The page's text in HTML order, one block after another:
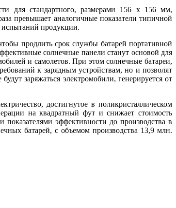
для стандартного, размерами 156 х 156 мм,
превышает аналогичные показатели типичной
испытаний продукции.
продлить срок службы батарей портативной
солнечные панели станут основой для
и самолетов. При этом солнечные батареи,
к зарядным устройствам, но и позволят
заряжаться электромобили, генерируется от
достигнутое в поликристаллическом
на квадратный фут и снижает стоимость
эффективности до производства в
батарей, с объемом производства 13,9 млн.